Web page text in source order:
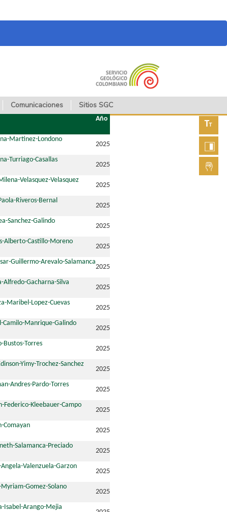
Comunicaciones Sitios SGC
fuente
Año
Martinez-Londono
2025
Turriago-Casallas
2025
Velasquez-Velasquez
2025
Riveros-Bernal
2025
Sanchez-Galindo
2025
Alberto-Castillo-Moreno
2025
Guillermo-Arevalo-Salamanca
2025
Alfredo-Gacharna-Silva
2025
Maribel-Lopez-Cuevas
2025
Camilo-Manrique-Galindo
2025
Bustos-Torres
2025
Yimy-Trochez-Sanchez
2025
Andres-Pardo-Torres
2025
Federico-Kleebauer-Campo
2025
Comayan
2025
Salamanca-Preciado
2025
Valenzuela-Garzon
2025
Gomez-Solano
2025
Isabel-Arango-Mejia